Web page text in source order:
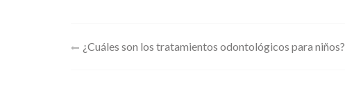
Navegación
¿Cuáles son los tratamientos odontológicos para niños?